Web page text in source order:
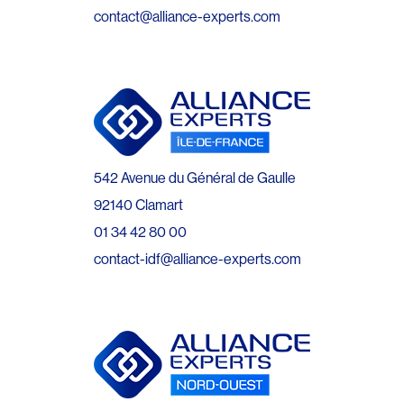
contact@alliance-experts.com
542 Avenue du Général de Gaulle
92140 Clamart
01 34 42 80 00
contact-idf@alliance-experts.com